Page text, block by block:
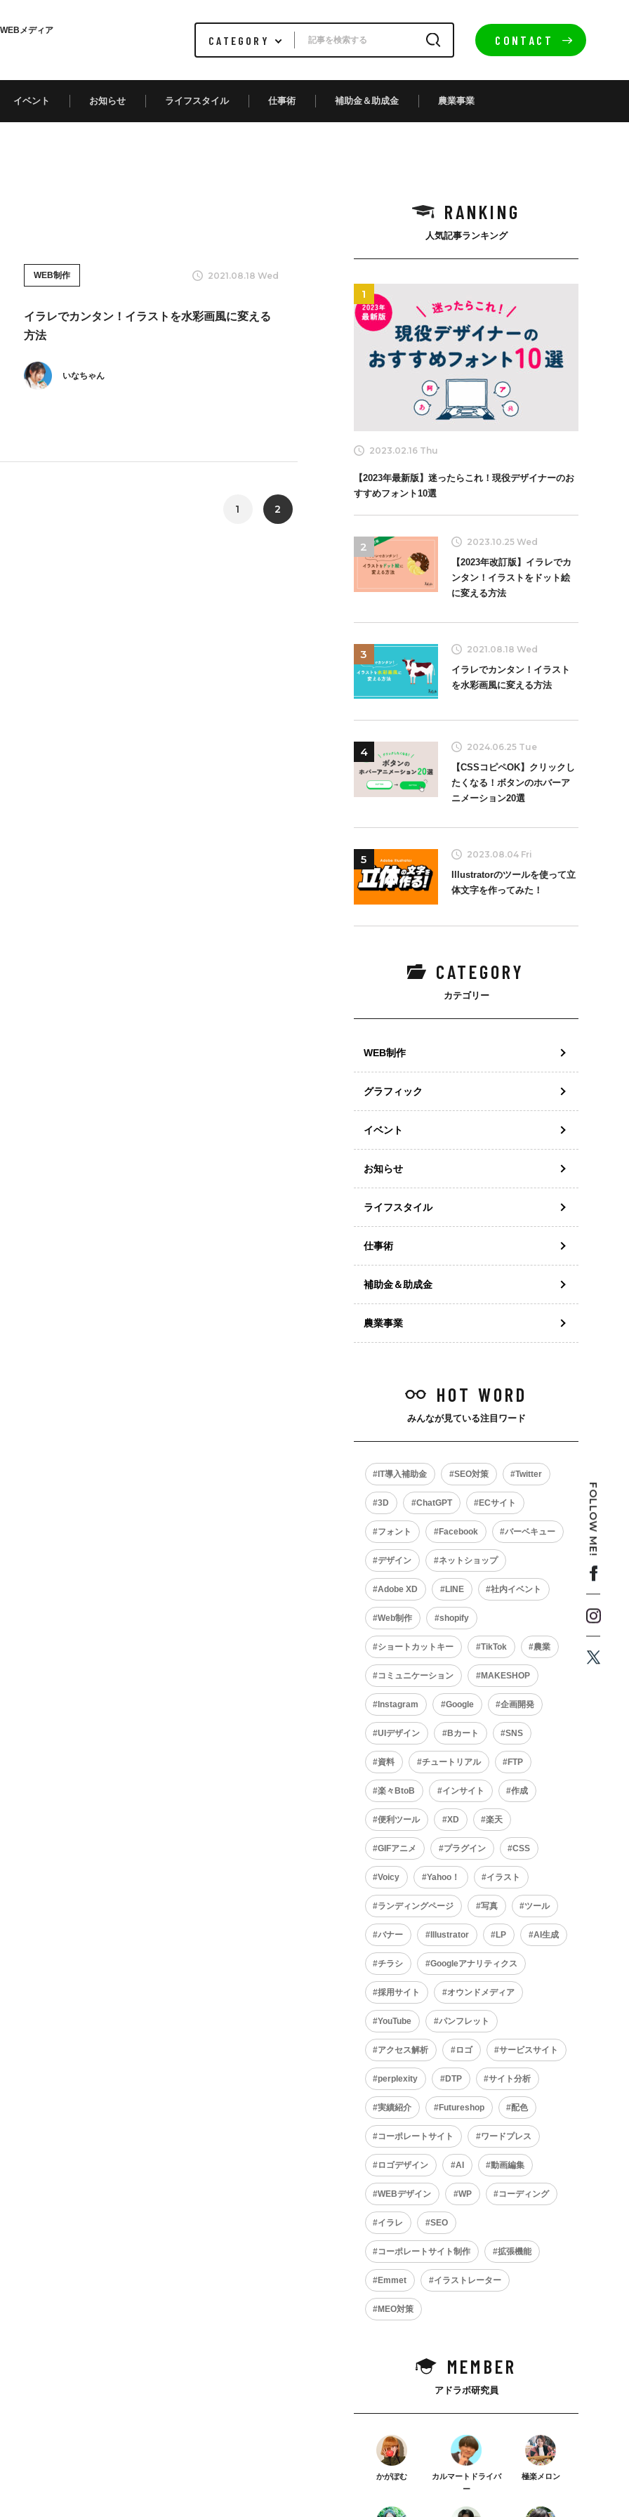
メディア
CONTACT
イベント お知らせ ライフスタイル 仕事術 補助金＆助成金 農業事業
FOLLOW ME!
WEB制作 2021.08.18 Wed
イラレでカンタン！イラストを水彩画風に変える
方法
いなちゃん
1 2
RANKING
人気記事ランキング
1
2023.02.16 Thu
【2023年最新版】迷ったらこれ！現役デザイナーのお
すすめフォント10選
2
2023.10.25 Wed
【2023年改訂版】イラレでカ
ンタン！イラストをドット絵
に変える方法
3
2021.08.18 Wed
イラレでカンタン！イラスト
を水彩画風に変える方法
4
2024.06.25 Tue
【CSSコピペOK】クリックし
たくなる！ボタンのホバーア
ニメーション20選
5
2023.08.04 Fri
Illustratorのツールを使って立
体文字を作ってみた！
CATEGORY
カテゴリー
WEB制作
グラフィック
イベント
お知らせ
ライフスタイル
仕事術
補助金＆助成金
農業事業
HOT WORD
みんなが見ている注目ワード
IT導入補助金 SEO対策 Twitter
3D ChatGPT ECサイト
フォント Facebook バーベキュー
デザイン ネットショップ
Adobe XD LINE 社内イベント
Web制作 shopify
ショートカットキー TikTok 農業
コミュニケーション MAKESHOP
Instagram Google 企画開発
UIデザイン Bカート SNS
資料 チュートリアル FTP
楽々BtoB インサイト 作成
便利ツール XD 楽天
GIFアニメ プラグイン CSS
Voicy Yahoo！ イラスト
ランディングページ 写真 ツール
バナー Illustrator LP AI生成
チラシ Googleアナリティクス
採用サイト オウンドメディア
YouTube パンフレット
アクセス解析 ロゴ サービスサイト
perplexity DTP サイト分析
実績紹介 Futureshop 配色
コーポレートサイト ワードプレス
ロゴデザイン AI 動画編集
WEBデザイン WP コーディング
イラレ SEO
コーポレートサイト制作 拡張機能
Emmet イラストレーター
MEO対策
MEMBER
アドラボ研究員
かがぽむ
カルマートドライバ
ー
極楽メロン